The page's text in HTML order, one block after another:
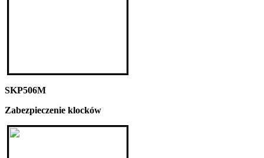
SKP506M
Zabezpieczenie klocków